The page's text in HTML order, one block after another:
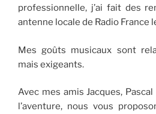
professionnelle, j’ai fait des
antenne locale de Radio France
Mes goûts musicaux sont
mais exigeants.
Avec mes amis Jacques,
l’aventure, nous vous